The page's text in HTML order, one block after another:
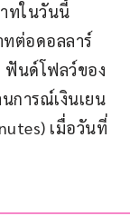
ทในวันนี้
ทต่อดอลลาร์
นด์โฟลว์ของ
การณ์เงินเยน
เมื่อวันที่